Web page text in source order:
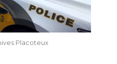
Placoteux